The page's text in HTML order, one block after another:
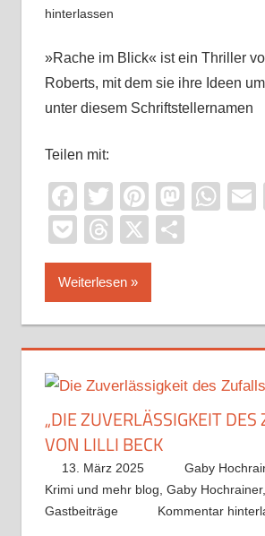
hinterlassen
»Rache im Blick« ist ein Thriller
Roberts, mit dem sie ihre Ideen
unter diesem Schriftstellernamen
Teilen mit:
Facebook
TwitterPinterest
PocketThreads
X
Weiterlesen
„DIE ZUVERLÄSSIGKEIT DES
VON LILLI BECK
13. März 2025 Gaby
Krimi und mehr blog Gaby Hochrainer,
Gastbeiträge
Kommentar